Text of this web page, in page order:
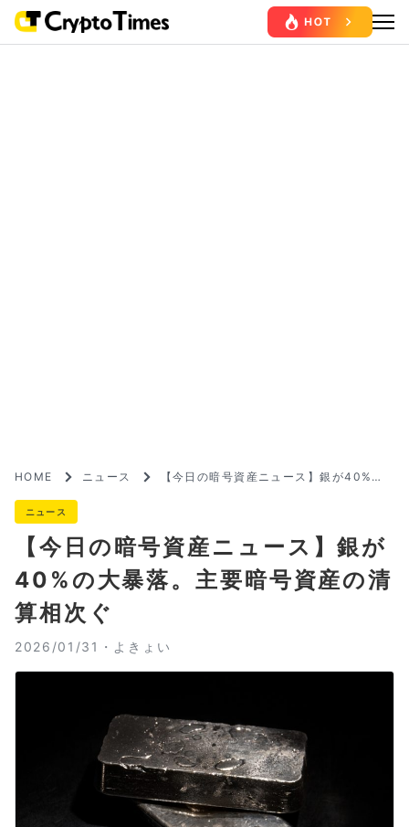
HOME ニュース
【今日の暗号資産ニュース】銀が40%の
ニュース
【今日の暗号資産ニュース】銀が
40%の大暴落。主要暗号資産の清
算相次ぐ
2026/01/31・ よきょい